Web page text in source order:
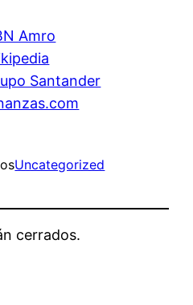
Amro
Santander
Uncategorized
cerrados.